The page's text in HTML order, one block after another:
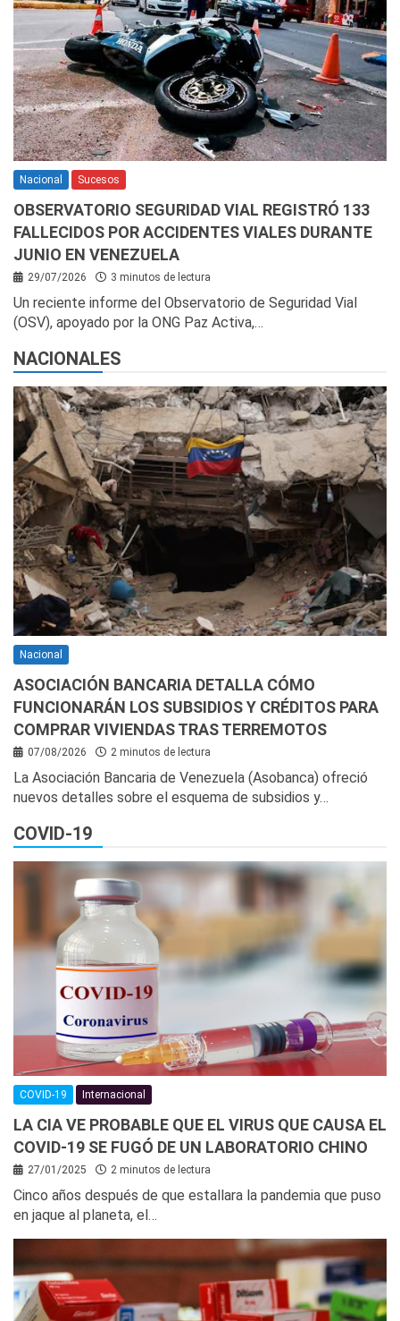
Nacional Sucesos
OBSERVATORIO SEGURIDAD VIAL REGISTRÓ 133
FALLECIDOS POR ACCIDENTES VIALES DURANTE
JUNIO EN VENEZUELA
29/07/2026 3 minutos de lectura
Un reciente informe del Observatorio de Seguridad Vial
(OSV), apoyado por la ONG Paz Activa,…
NACIONALES
Nacional
ASOCIACIÓN BANCARIA DETALLA CÓMO
FUNCIONARÁN LOS SUBSIDIOS Y CRÉDITOS PARA
COMPRAR VIVIENDAS TRAS TERREMOTOS
07/08/2026 2 minutos de lectura
La Asociación Bancaria de Venezuela (Asobanca) ofreció
nuevos detalles sobre el esquema de subsidios y…
COVID-19
COVID-19 Internacional
LA CIA VE PROBABLE QUE EL VIRUS QUE CAUSA EL
COVID-19 SE FUGÓ DE UN LABORATORIO CHINO
27/01/2025 2 minutos de lectura
Cinco años después de que estallara la pandemia que puso
en jaque al planeta, el…